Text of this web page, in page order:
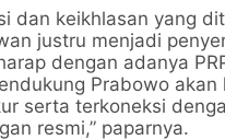
dan keikhlasan yang
justru menjadi
dengan adanya
Prabowo akan
serta terkoneksi
resmi,” paparnya.